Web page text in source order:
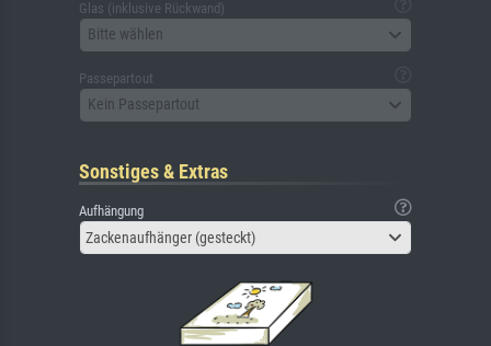
Glas (inklusive Rückwand)
Bitte wählen
Passepartout
Kein Passepartout
Sonstiges & Extras
Aufhängung
Zackenaufhänger (gesteckt)